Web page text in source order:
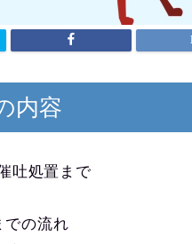
内容
吐処置まで
での流れ